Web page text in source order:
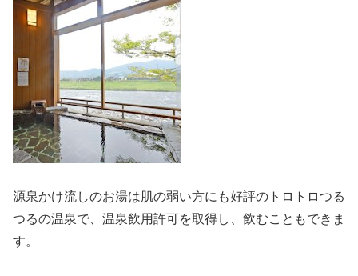
源泉かけ流しのお湯は肌の弱い方にも好評のトロトロつる
つるの温泉で、温泉飲用許可を取得し、飲むこともできま
す。